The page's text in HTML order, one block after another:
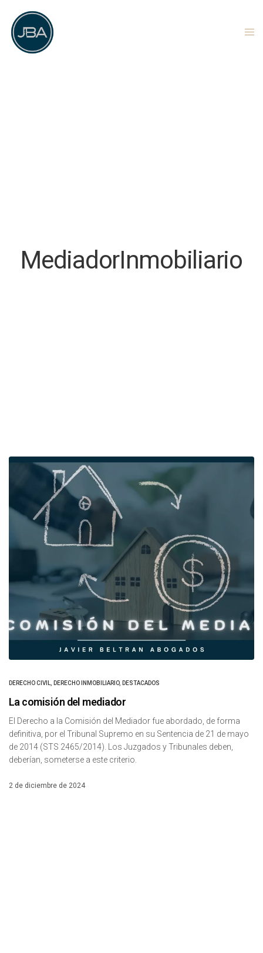
MediadorInmobiliario
DERECHO CIVIL DERECHO INMOBILIARIO, DESTACADOS
La comisión del mediador
El Derecho a la Comisión del Mediador fue abordado, de forma
definitiva, por el Tribunal Supremo en su Sentencia de 21 de mayo
de 2014 (STS 2465/2014). Los Juzgados y Tribunales deben,
deberían, someterse a este criterio.
2 de diciembre de 2024